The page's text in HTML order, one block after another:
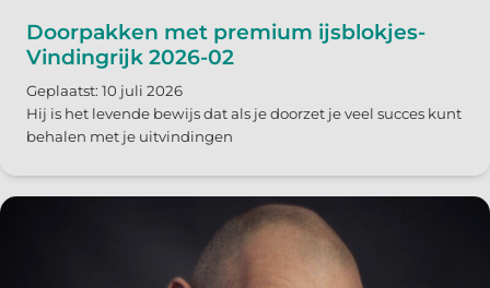
Doorpakken met premium ijsblokjes-
Vindingrijk 2026-02
Geplaatst: 10 juli 2026
Hij is het levende bewijs dat als je doorzet je veel succes kunt
behalen met je uitvindingen